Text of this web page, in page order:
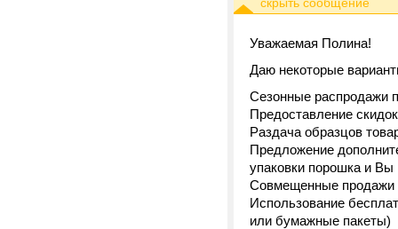
Уважаемая Полина!
Даю некоторые
Сезонные распродажи
Предоставление
Раздача образцов
Предложение
упаковки порошка и Вы
Совмещенные продажи
Использование
или бумажные пакеты)